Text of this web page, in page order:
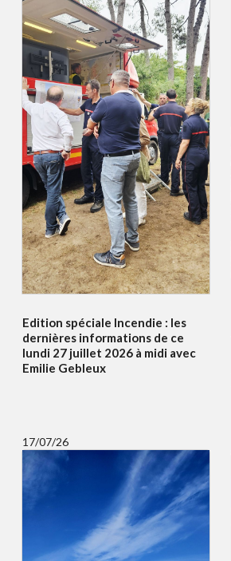
Edition spéciale Incendie : les
dernières informations de ce
lundi 27 juillet 2026 à midi avec
Emilie Gebleux
17/07/26